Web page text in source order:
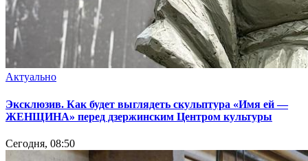
Актуально
Эксклюзив. Как будет выглядеть скульптура «Имя ей —
ЖЕНЩИНА» перед дзержинским Центром культуры
Сегодня, 08:50